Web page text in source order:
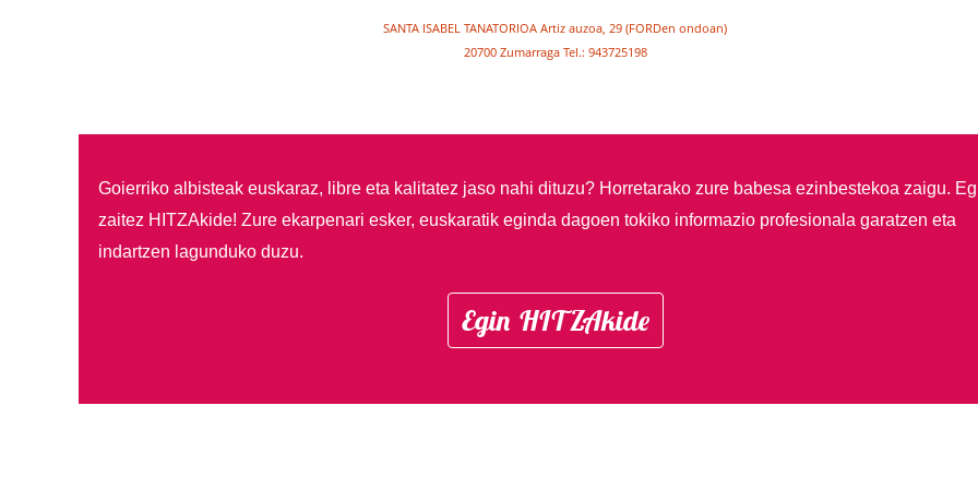
SANTA ISABEL TANATORIOA Artiz auzoa, 29 (FORDen ondoan)
20700 Zumarraga Tel.: 943725198
Goierriko albisteak euskaraz, libre eta kalitatez jaso nahi dituzu? Horretarako zure babesa ezinbestekoa zaigu.
zaitez HITZAkide! Zure ekarpenari esker, euskaratik eginda dagoen tokiko informazio profesionala garatzen eta
indartzen lagunduko duzu.
Egin HITZAkide